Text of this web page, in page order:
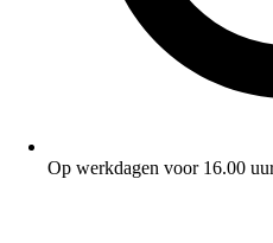
Op werkdagen voor 16.00